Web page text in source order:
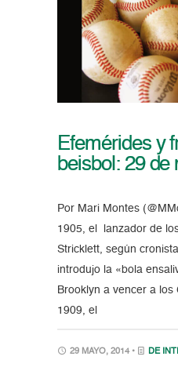
Efemérides y
beisbol: 29 de
Por Mari Montes
1905, el lanzador de
Stricklett, según
introdujo la «bola
Brooklyn a vencer a
1909, el
29 MAYO, 2014 • DE